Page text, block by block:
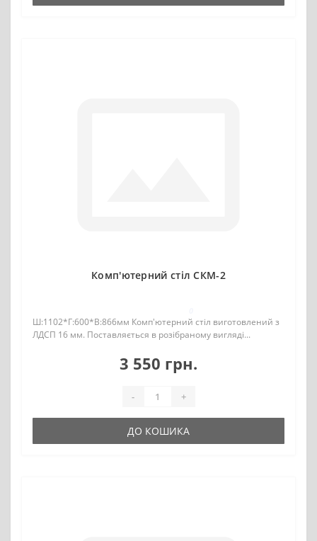
Комп'ютерний стіл СКМ-2
Ш:1102*Г:600*В:866мм Комп'ютерний стіл виготовлений з
ЛДСП 16 мм. Поставляється в розібраному вигляді...
3 550 грн.
- +
ДО КОШИКА